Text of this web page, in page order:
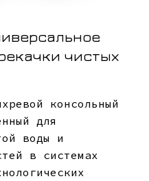
чистых
консольный
для
воды и
в системах